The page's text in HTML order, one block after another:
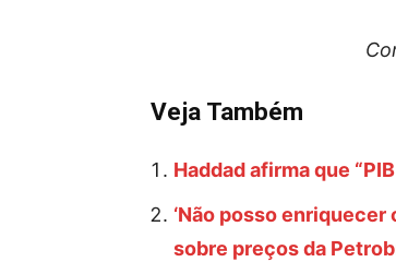
Veja Também
Haddad afirma que
‘Não posso enriquecer
sobre preços da